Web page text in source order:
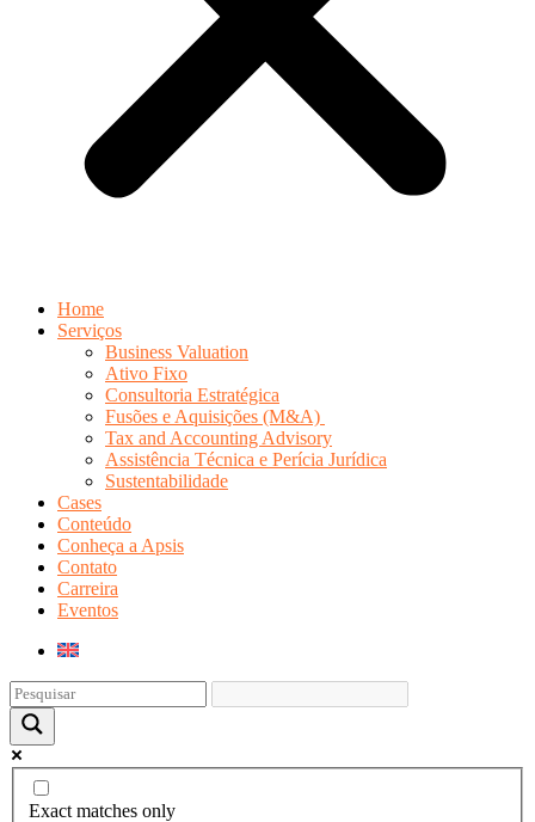
Home
Serviços
Business Valuation
Ativo Fixo
Consultoria Estratégica
Fusões e Aquisições (M&A)
Tax and Accounting Advisory
Assistência Técnica e Perícia Jurídica
Sustentabilidade
Cases
Conteúdo
Conheça a Apsis
Contato
Carreira
Eventos
Exact matches only